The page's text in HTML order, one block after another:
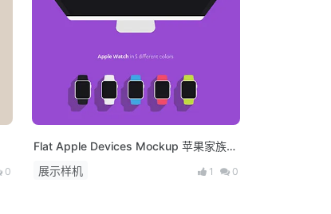
0
Flat Apple Devices Mockup 苹果家族扁
平模版
展示样机 1 0